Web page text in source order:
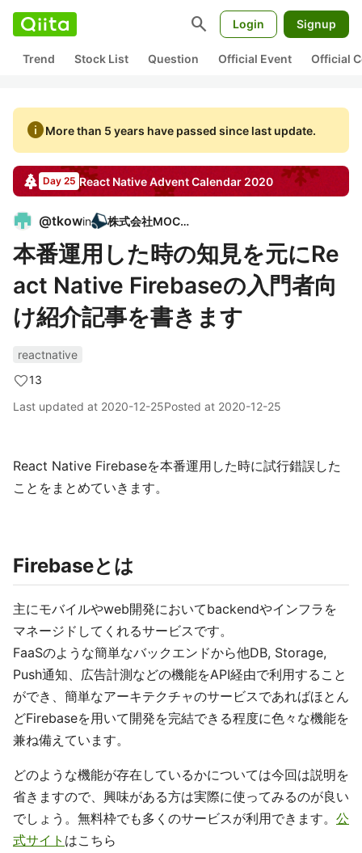
search Login Signup
Trend Stock List Question Official Event Official
infoMore than 5 years have passed since last update.
Day 25 React NativeAdvent Calendar 2020
@tkowin 株式会社MOCHI
本番運用した時の知見を元にRe
act Native Firebaseの入門者向
け紹介記事を書きます
reactnative
13
Last updated at 2020-12-25Posted at 2020-12-25
React Native Firebaseを本番運用した時に試行錯誤した
ことをまとめていきます。
Firebaseとは
主にモバイルやweb開発においてbackendやインフラを
マネージドしてくれるサービスです。
FaaSのような簡単なバックエンドから他DB, Storage,
Push通知、広告計測などの機能をAPI経由で利用すること
ができ、簡単なアーキテクチャのサービスであればほとん
どFirebaseを用いて開発を完結できる程度に色々な機能を
兼ね備えています。
どのような機能が存在しているかについては今回は説明を
省きますので、興味がある方は実際に使ってみるのが良い
でしょう。無料枠でも多くのサービスが利用できます。 公
式サイト はこちら